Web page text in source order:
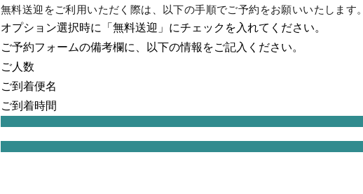
無料送迎をご利用いただく際は、以下の手順でご予約をお願いいたします。
オプション選択時に「無料送迎」にチェックを入れてください。
ご予約フォームの備考欄に、以下の情報をご記入ください。
ご人数
ご到着便名
ご到着時間